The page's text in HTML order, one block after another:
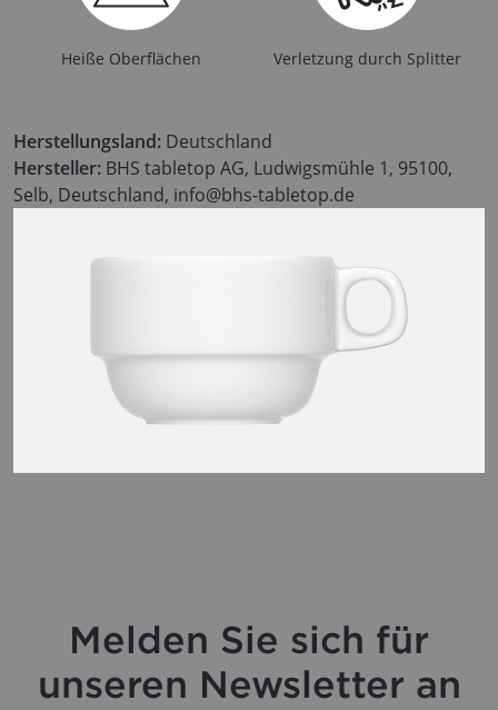
Heiße Oberflächen Verletzung durch Splitter
Herstellungsland: Deutschland
Hersteller: BHS tabletop AG, Ludwigsmühle 1, 95100,
Selb, Deutschland, info@bhs-tabletop.de
Melden Sie sich für
unseren Newsletter an